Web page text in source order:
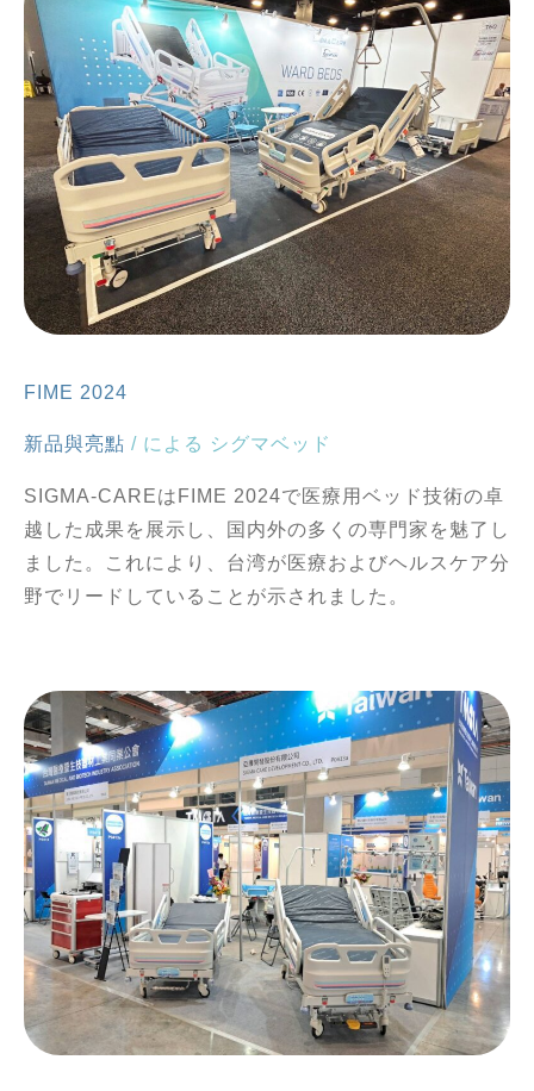
FIME 2024
新品與亮點 / による シグマベッド
SIGMA-CAREはFIME 2024で医療用ベッド技術の卓
越した成果を展示し、国内外の多くの専門家を魅了し
ました。これにより、台湾が医療およびヘルスケア分
野でリードしていることが示されました。